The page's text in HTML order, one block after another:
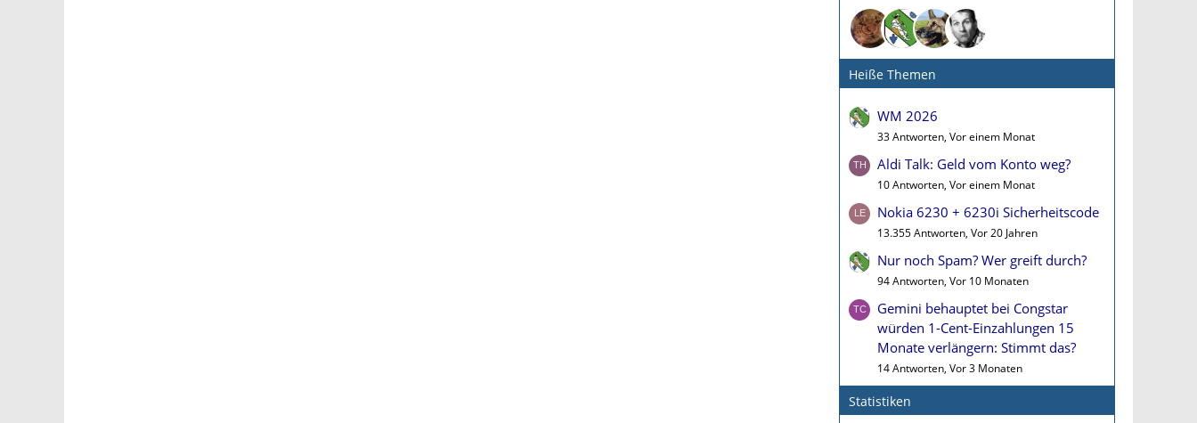
Heiße Themen
WM 2026
33 Antworten, Vor einem Monat
Aldi Talk: Geld vom Konto weg?
10 Antworten, Vor einem Monat
Nokia 6230 + 6230i Sicherheitscode
13.355 Antworten, Vor 20 Jahren
Nur noch Spam? Wer greift durch?
94 Antworten, Vor 10 Monaten
Gemini behauptet bei Congstar
würden 1-Cent-Einzahlungen 15
Monate verlängern: Stimmt das?
14 Antworten, Vor 3 Monaten
Statistiken